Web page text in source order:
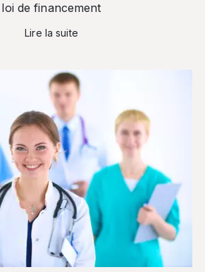
loi de financement
Lire la suite